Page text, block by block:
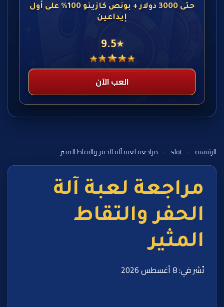
حتى 3000 دولار + بونص كازينو 100% على أول
إيداعين
★
9.5
العب الآن
الرئيسية ←
slot
← مراجعة لعبة آلة الحفر والتقاط المثير
مراجعة لعبة آلة
الحفر والتقاط
المثير
نُشر في: 8 أغسطس 2026